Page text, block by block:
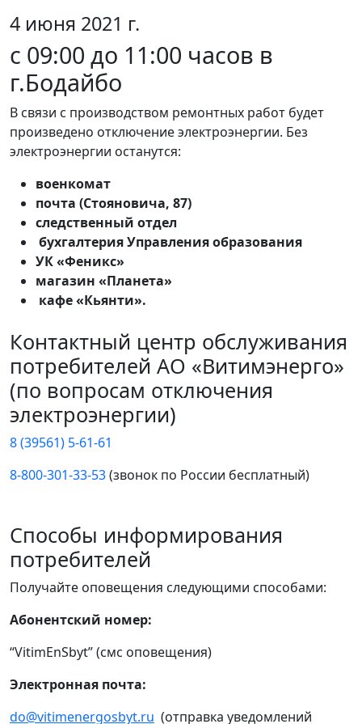
4 июня 2021 г.
с 09:00 до 11:00 часов в
г.Бодайбо
В связи с производством ремонтных работ будет
произведено отключение электроэнергии. Без
электроэнергии останутся:
военкомат
почта (Стояновича, 87)
следственный отдел
бухгалтерия Управления образования
УК «Феникс»
магазин «Планета»
кафе «Кьянти».
Контактный центр обслуживания
потребителей АО «Витимэнерго»
(по вопросам отключения
электроэнергии)
8 (39561) 5-61-61
8-800-301-33-53(звонок по России бесплатный)
Способы информирования
потребителей
Получайте оповещения следующими способами:
Абонентский номер:
“VitimEnSbyt” (смс оповещения)
Электронная почта:
do@vitimenergosbyt.ru (отправка уведомлений